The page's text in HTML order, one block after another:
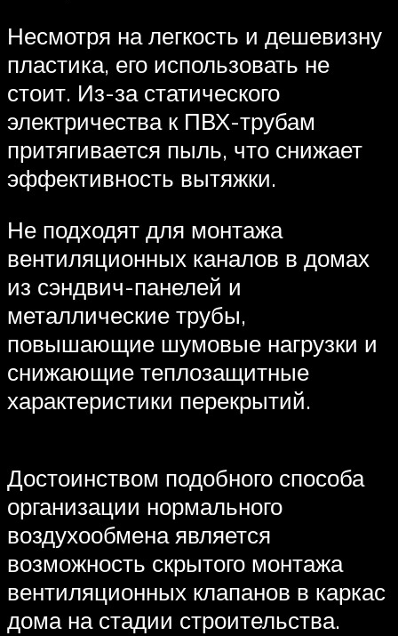
Несмотря на легкость и дешевизну
пластика, его использовать не
стоит. Из-за статического
электричества к ПВХ-трубам
притягивается пыль, что снижает
эффективность вытяжки.
Не подходят для монтажа
вентиляционных каналов в домах
из сэндвич-панелей и
металлические трубы,
повышающие шумовые нагрузки и
снижающие теплозащитные
характеристики перекрытий.
Достоинством подобного способа
организации нормального
воздухообмена является
возможность скрытого монтажа
вентиляционных клапанов в каркас
дома на стадии строительства.